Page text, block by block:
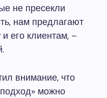
не пресекли
нам предлагают
его клиентам, –
внимание, что
можно